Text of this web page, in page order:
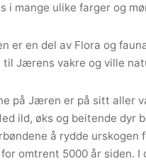
i mange ulike farger og
er en del av Flora og
til Jærens vakre og ville
på Jæren er på sitt aller
ild, øks og beitende dyr
å rydde urskogen
omtrent 5000 år siden. I